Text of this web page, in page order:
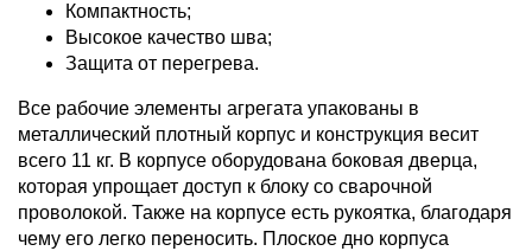
Компактность;
Высокое качество шва;
Защита от перегрева.
Все рабочие элементы агрегата упакованы в
металлический плотный корпус и конструкция весит
всего 11 кг. В корпусе оборудована боковая дверца,
которая упрощает доступ к блоку со сварочной
проволокой. Также на корпусе есть рукоятка, благодаря
чему его легко переносить. Плоское дно корпуса